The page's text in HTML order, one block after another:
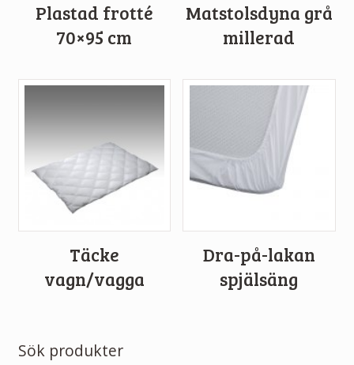
Plastad frotté
70×95 cm
Matstolsdyna grå
millerad
Täcke
vagn/vagga
Dra-på-lakan
spjälsäng
Sök produkter